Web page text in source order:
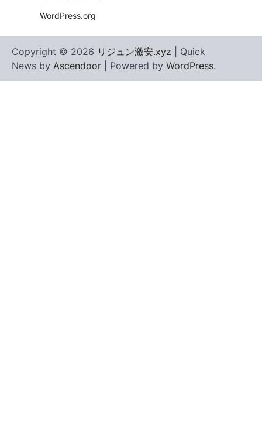
WordPress.org
Copyright © 2026 リジュン激安.xyz | Quick
News by Ascendoor | Powered by WordPress.